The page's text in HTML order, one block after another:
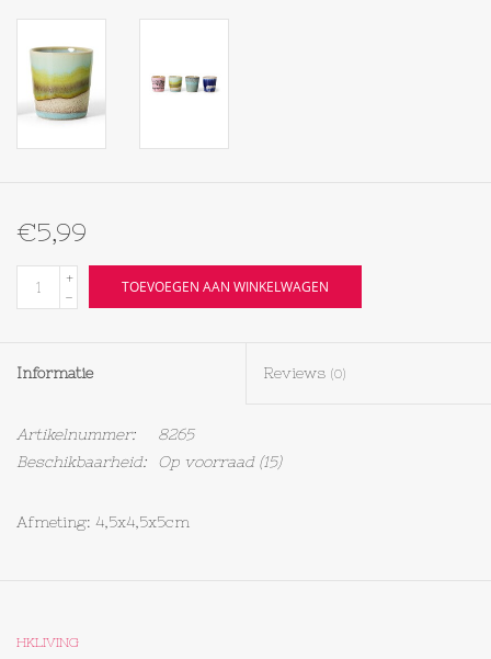
Keukenspullen
Food
Boeken
Textiel
Olieflessen
€5,99
+
-
TOEVOEGEN AAN WINKELWAGEN
Informatie Reviews (0)
Artikelnummer:
8265
Beschikbaarheid:
Op voorraad(15)
Afmeting: 4,5x4,5x5cm
HKLIVING